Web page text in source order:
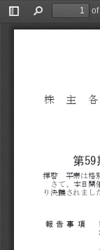
Toggle
Sidebar
Find
of
株 主
報 告 事 項
第
拝啓 平素は格
さて、本日開
り決議されまし